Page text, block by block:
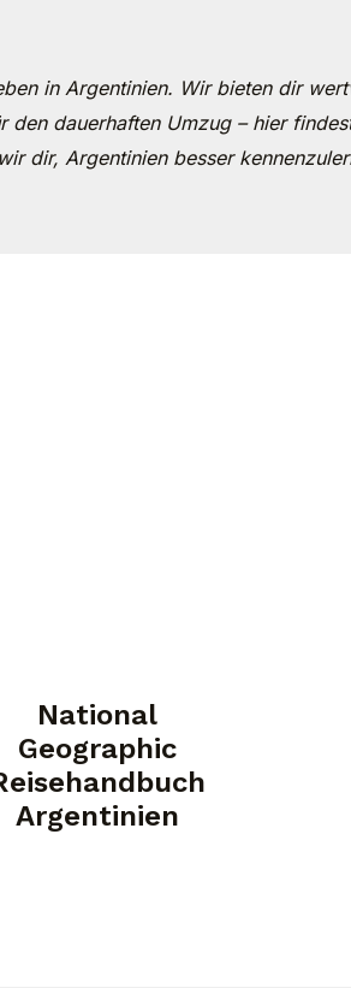
in Argentinien. Wir bieten dir
dauerhaften Umzug – hier
dir, Argentinien besser
National
Geographic
Argentinien